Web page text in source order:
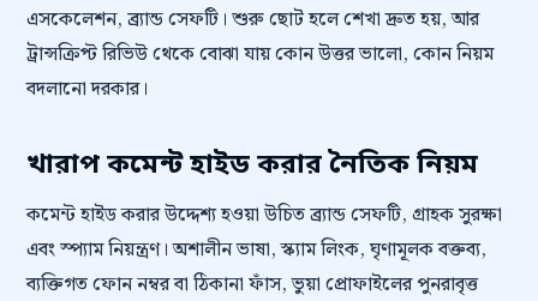
এসকেলেশন, ব্র্যান্ড সেফটি। শুরু ছোট হলে শেখা দ্রুত হয়, আর
ট্রান্সক্রিপ্ট রিভিউ থেকে বোঝা যায় কোন উত্তর ভালো, কোন নিয়ম
বদলানো দরকার।
খারাপ কমেন্ট হাইড করার নৈতিক নিয়ম
কমেন্ট হাইড করার উদ্দেশ্য হওয়া উচিত ব্র্যান্ড সেফটি, গ্রাহক সুরক্ষা
এবং স্প্যাম নিয়ন্ত্রণ। অশালীন ভাষা, স্ক্যাম লিংক, ঘৃণামূলক বক্তব্য,
ব্যক্তিগত ফোন নম্বর বা ঠিকানা ফাঁস, ভুয়া প্রোফাইলের পুনরাবৃত্ত